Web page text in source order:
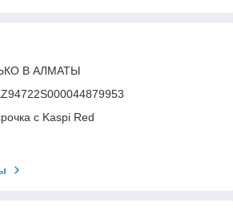
В АЛМАТЫ
с Kaspi Red